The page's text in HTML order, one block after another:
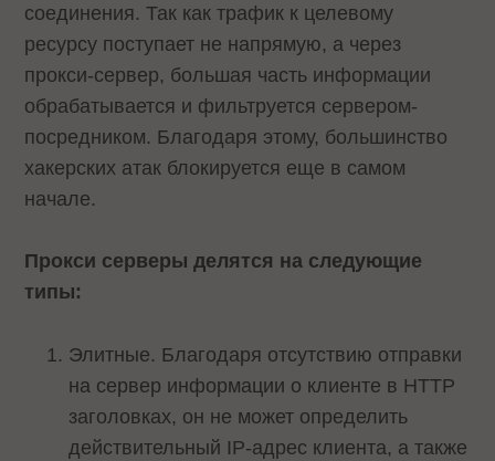
соединения. Так как трафик к целевому
ресурсу поступает не напрямую, а через
прокси-сервер, большая часть информации
обрабатывается и фильтруется сервером-
посредником. Благодаря этому, большинство
хакерских атак блокируется еще в самом
начале.
Прокси серверы делятся на следующие
типы:
Элитные. Благодаря отсутствию отправки
на сервер информации о клиенте в НТТР
заголовках, он не может определить
действительный IP-адрес клиента, а также